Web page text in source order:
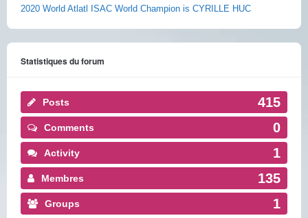
2020 World Atlatl ISAC World Champion is CYRILLE HUC
Statistiques du forum
Posts 415
Comments 0
Activity 1
Membres 135
Groups 1